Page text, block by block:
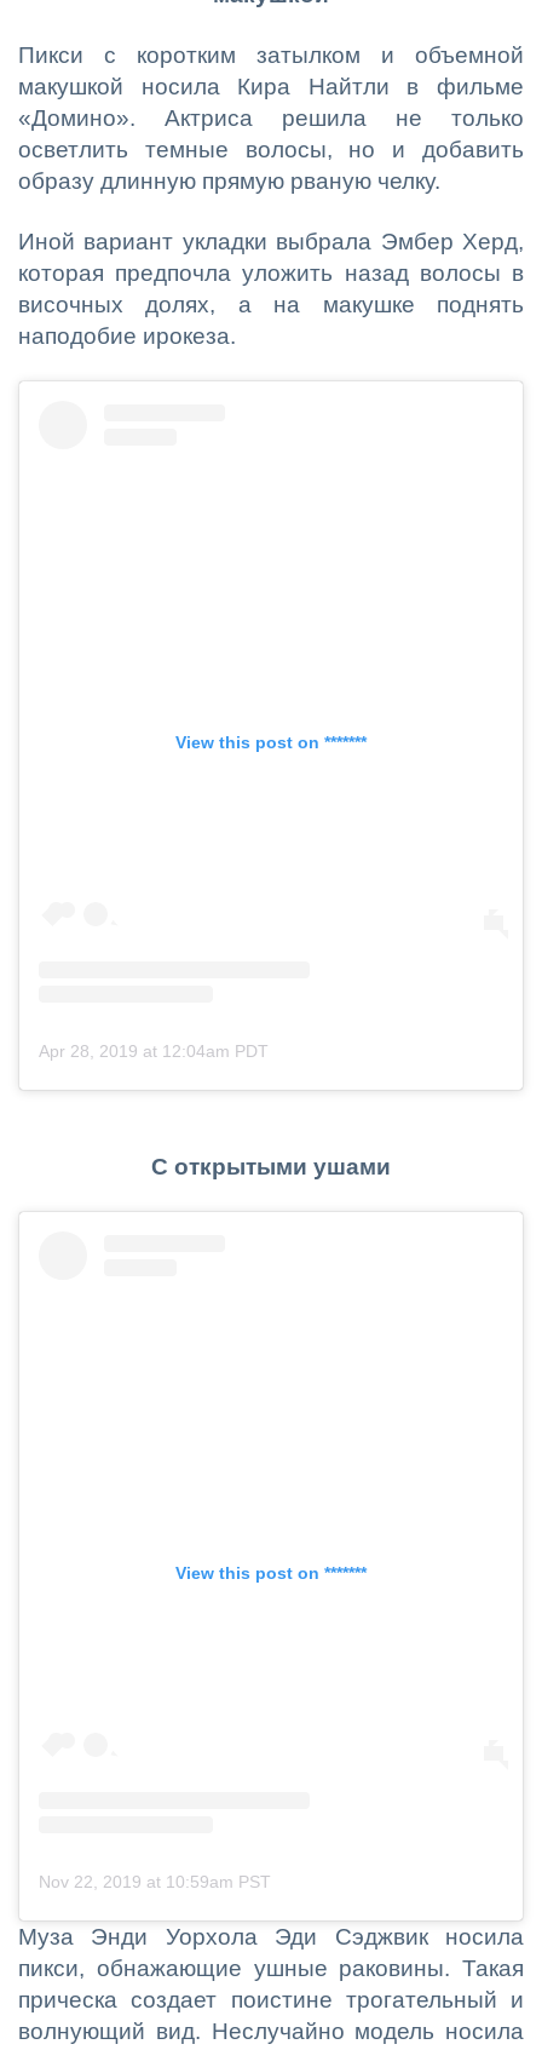
Пикси с коротким затылком и объемной
макушкой носила Кира Найтли в фильме
«Домино». Актриса решила не только
осветлить темные волосы, но и добавить
образу длинную прямую рваную челку.
Иной вариант укладки выбрала Эмбер Херд,
которая предпочла уложить назад волосы в
височных долях, а на макушке поднять
наподобие ирокеза.
View this post on *******
Apr 28, 2019 at 12:04am PDT
С открытыми ушами
View this post on *******
Nov 22, 2019 at 10:59am PST
Муза Энди Уорхола Эди Сэджвик носила
пикси, обнажающие ушные раковины. Такая
прическа создает поистине трогательный и
волнующий вид. Неслучайно модель носила